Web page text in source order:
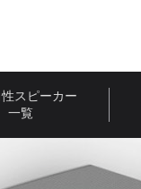
スピーカー
一覧